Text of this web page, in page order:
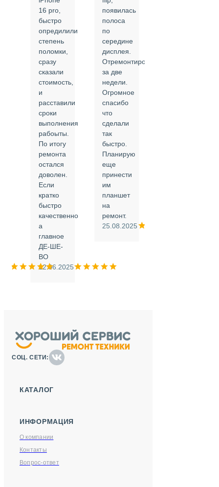
16 pro,
быстро
опредилили
степень
поломки,
сразу
сказали
стоимость,
и
расставили
сроки
выполнения
рабоыты.
По итогу
ремонта
остался
доволен.
Если
кратко
быстро
качественно
а
главное
ДЕ-ШЕ-
ВО
12.06.2025
появилась
полоса
по
середине
дисплея.
Отремонтировали
за две
недели.
Огромное
спасибо
что
сделали
так
быстро.
Планирую
еще
принести
им
планшет
на
ремонт.
25.08.2025
СОЦ. СЕТИ:
КАТАЛОГ
ИНФОРМАЦИЯ
О компании
Контакты
Вопрос-ответ